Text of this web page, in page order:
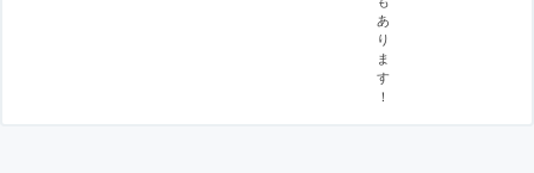
あ
り
ま
す
！